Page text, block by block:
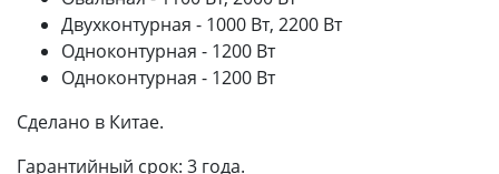
Двухконтурная - 1000 Вт, 2200 Вт
Одноконтурная - 1200 Вт
Одноконтурная - 1200 Вт
Сделано в Китае.
Гарантийный срок: 3 года.